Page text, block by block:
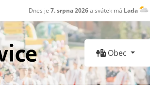
Dnes je 7. srpna 2026a svátek má Lada
Obec